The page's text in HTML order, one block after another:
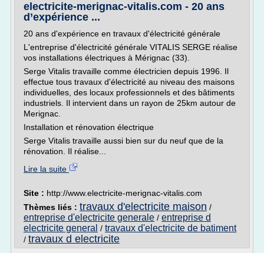
electricite-merignac-vitalis.com - 20 ans
d’expérience ...
20 ans d'expérience en travaux d'électricité générale
L'entreprise d'électricité générale VITALIS SERGE réalise
vos installations électriques à Mérignac (33).
Serge Vitalis travaille comme électricien depuis 1996. Il
effectue tous travaux d'électricité au niveau des maisons
individuelles, des locaux professionnels et des bâtiments
industriels. Il intervient dans un rayon de 25km autour de
Merignac.
Installation et rénovation électrique
Serge Vitalis travaille aussi bien sur du neuf que de la
rénovation. Il réalise...
Lire la suite
Site : http://www.electricite-merignac-vitalis.com
Thèmes liés : travaux d'electricite maison /
entreprise d'electricite generale / entreprise d
electricite general / travaux d'electricite de batiment
/ travaux d electricite